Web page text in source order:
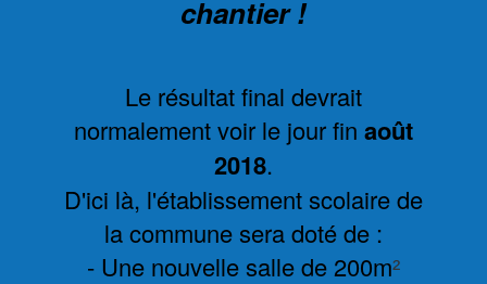
chantier !
Le résultat final devrait
normalement voir le jour fin août
2018.
D'ici là, l'établissement scolaire de
la commune sera doté de :
- Une nouvelle salle de 200m²